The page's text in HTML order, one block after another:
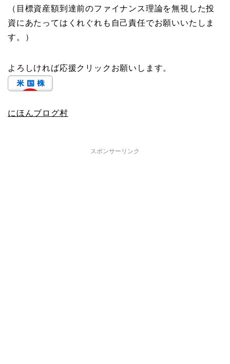
（目標資産額到達前のファイナンス理論を無視した投
資にあたってはくれぐれも自己責任でお願いいたしま
す。）
よろしければ応援クリックお願いします。
にほんブログ村
スポンサーリンク